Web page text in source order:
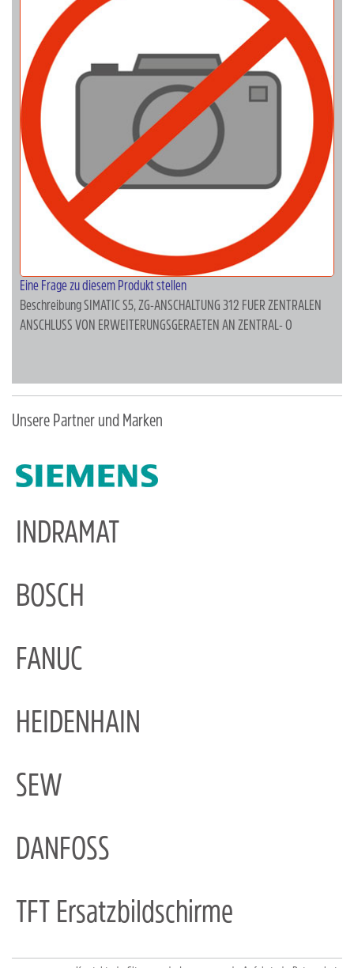
Eine Frage zu diesem Produkt stellen
BeschreibungSIMATIC S5, ZG-ANSCHALTUNG 312 FUER ZENTRALEN
ANSCHLUSS VON ERWEITERUNGSGERAETEN AN ZENTRAL- O
Unsere Partner und Marken
INDRAMAT
BOSCH
FANUC
HEIDENHAIN
SEW
DANFOSS
TFT Ersatzbildschirme